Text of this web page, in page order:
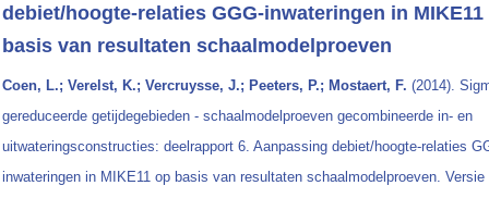
debiet/hoogte-relaties GGG-inwateringen in MIKE11
basis van resultaten schaalmodelproeven
Coen, L.; Verelst, K.; Vercruysse, J.; Peeters, P.; Mostaert, F. (2014).
gereduceerde getijdegebieden - schaalmodelproeven gecombineerde in- en
uitwateringsconstructies: deelrapport 6. Aanpassing debiet/hoogte-relaties
inwateringen in MIKE11 op basis van resultaten schaalmodelproeven.